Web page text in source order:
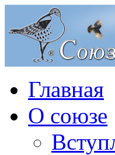
Главная
О союзе